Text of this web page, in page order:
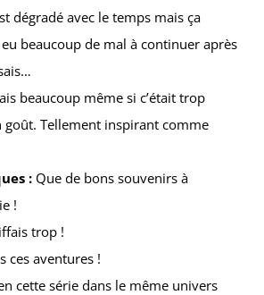
dégradé avec le temps mais ça
eu beaucoup de mal à continuer après
beaucoup même si c’était trop
goût. Tellement inspirant comme
:Que de bons souvenirs à
!
trop !
ces aventures !
cette série dans le même univers